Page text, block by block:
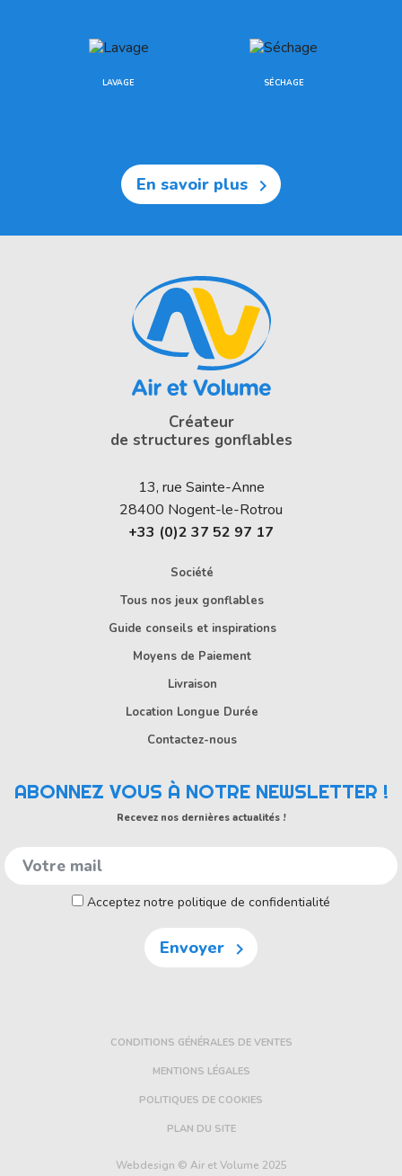
LAVAGE SÉCHAGE
En savoir plus 
Créateur
de structures gonflables
13, rue Sainte-Anne
28400 Nogent-le-Rotrou
+33 (0)2 37 52 97 17
Société
Tous nos jeux gonflables
Guide conseils et inspirations
Moyens de Paiement
Livraison
Location Longue Durée
Contactez-nous
ABONNEZ VOUS À NOTRE NEWSLETTER !
Recevez nos dernières actualités !
Acceptez notre politique de confidentialité
Envoyer 
CONDITIONS GÉNÉRALES DE VENTES
MENTIONS LÉGALES
POLITIQUES DE COOKIES
PLAN DU SITE
Webdesign © Air et Volume 2025